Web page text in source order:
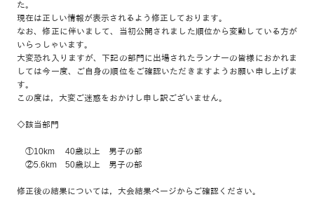
た。
現在は正しい情報が表示されるよう修正しております。
なお、修正に伴いまして、当初公開されました順位から変動している方が
いらっしゃいます。
大変恐れ入りますが、下記の部門に出場されたランナーの皆様におかれま
しては今一度、ご自身の順位をご確認いただきますようお願い申し上げま
す。
この度は，大変ご迷惑をおかけし申し訳ございません。
◇該当部門
①10km 40歳以上 男子の部
②5.6km 50歳以上 男子の部
修正後の結果については，大会結果ページからご確認ください。